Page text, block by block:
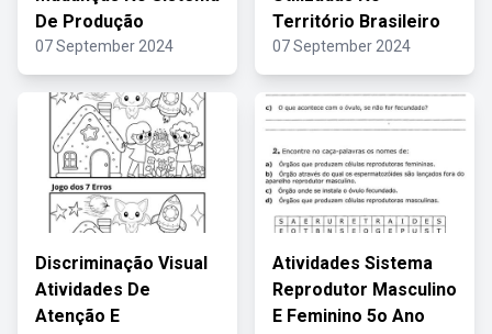
De Produção
07 September 2024
Território Brasileiro
07 September 2024
Discriminação Visual
Atividades De
Atenção E
Atividades Sistema
Reprodutor Masculino
E Feminino 5o Ano